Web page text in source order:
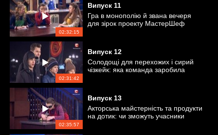
02:32:15
Випуск 11
Гра в монополію й звана вечеря
для зірок проекту МастерШеф
02:31:42
Випуск 12
Солодощі для перехожих і сирий
чізкейк: яка команда заробила
02:35:57
Випуск 13
Акторська майстерність та продукти
на дотик: чи зможуть учасники